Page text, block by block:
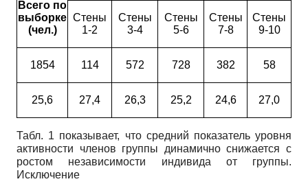
Всего по
выборке
(чел.)
Стены
1-2
Стены
3-4
Стены
5-6
Стены
7-8
Стены
9-10
1854 114 572 728 382 58
25,6 27,4 26,3 25,2 24,6 27,0
Табл. 1 показывает, что средний показатель уровня
активности членов группы динамично снижается с
ростом независимости индивида от группы.
Исключение